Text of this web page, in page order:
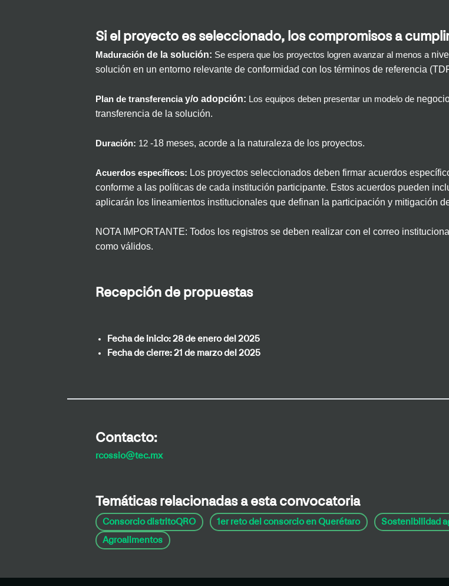
Si el proyecto es seleccionado, los compromisos a
Maduración de la solución: Se espera que los proyectos logren avanzar al menos a
solución en un entorno relevante de conformidad con los términos de referencia
Plan de transferenciay/o adopción: Los equipos deben presentar un modelo de
transferencia de la solución.
Duración: 12 -18 meses, acorde a la naturaleza de los proyectos.
Acuerdos específicos: Los proyectos seleccionados deben firmar acuerdos
conforme a las políticas de cada institución participante. Estos acuerdos pueden
aplicarán los lineamientos institucionales que definan la participación y mitigación
NOTA IMPORTANTE: Todos los registros se deben realizar con el correo
como válidos.
Recepción de propuestas
Fecha de inicio:28 de enero del 2025
Fecha de cierre:21 de marzo del 2025
Contacto:
rcossio@tec.mx
Temáticas relacionadas a esta convocatoria
Consorcio distritoQRO 1er reto del consorcio en Querétaro Sostenibilidad
Agroalimentos